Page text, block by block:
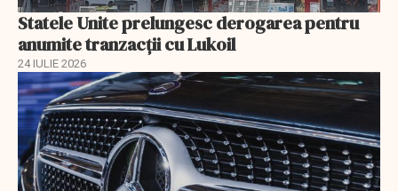
Statele Unite prelungesc derogarea pentru
anumite tranzacții cu Lukoil
24 IULIE 2026